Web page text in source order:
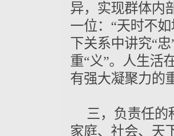
异，实现群体内
一位： “天时不
下关系中讲究“忠
重“义”。人生活
有强大凝聚力的
三，负责任的
家庭、社会、天